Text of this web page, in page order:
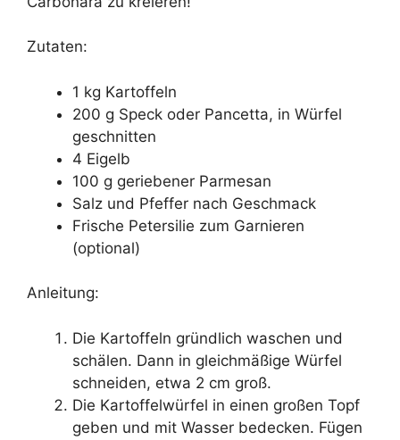
Zutaten:
1 kg Kartoffeln
200 g Speck oder Pancetta, in Würfel
geschnitten
4 Eigelb
100 g geriebener Parmesan
Salz und Pfeffer nach Geschmack
Frische Petersilie zum Garnieren
(optional)
Anleitung:
Die Kartoffeln gründlich waschen und
schälen. Dann in gleichmäßige Würfel
schneiden, etwa 2 cm groß.
Die Kartoffelwürfel in einen großen Topf
geben und mit Wasser bedecken. Fügen